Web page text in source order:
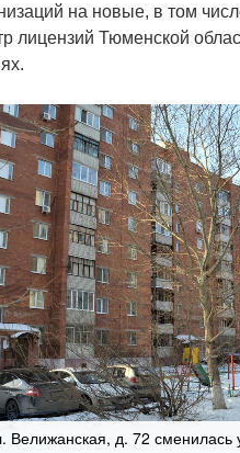
на новые, в том
лицензий Тюменской
Велижанская, д. 72